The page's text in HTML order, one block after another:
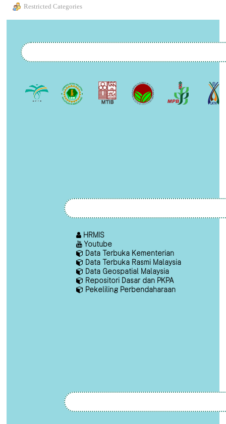
Restricted Categories
HRMIS
Youtube
Data Terbuka Kementerian
Data Terbuka Rasmi Malaysia
Data Geospatial Malaysia
Repositori Dasar dan PKPA
Pekeliling Perbendaharaan